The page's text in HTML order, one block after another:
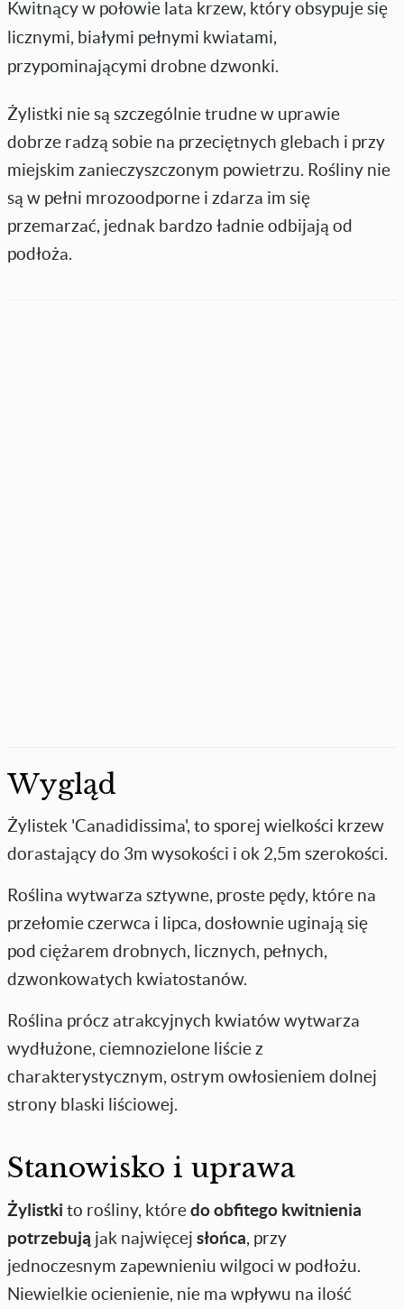
Kwitnący w połowie lata krzew, który obsypuje się
licznymi, białymi pełnymi kwiatami,
przypominającymi drobne dzwonki.
Żylistki nie są szczególnie trudne w uprawie
dobrze radzą sobie na przeciętnych glebach i przy
miejskim zanieczyszczonym powietrzu. Rośliny nie
są w pełni mrozoodporne i zdarza im się
przemarzać, jednak bardzo ładnie odbijają od
podłoża.
Wygląd
Żylistek 'Canadidissima', to sporej wielkości krzew
dorastający do 3m wysokości i ok 2,5m szerokości.
Roślina wytwarza sztywne, proste pędy, które na
przełomie czerwca i lipca, dosłownie uginają się
pod ciężarem drobnych, licznych, pełnych,
dzwonkowatych kwiatostanów.
Roślina prócz atrakcyjnych kwiatów wytwarza
wydłużone, ciemnozielone liście z
charakterystycznym, ostrym owłosieniem dolnej
strony blaski liściowej.
Stanowisko i uprawa
Żylistki to rośliny, któredo obfitego kwitnienia
potrzebują jak najwięcej słońca, przy
jednoczesnym zapewnieniu wilgoci w podłożu.
Niewielkie ocienienie, nie ma wpływu na ilość